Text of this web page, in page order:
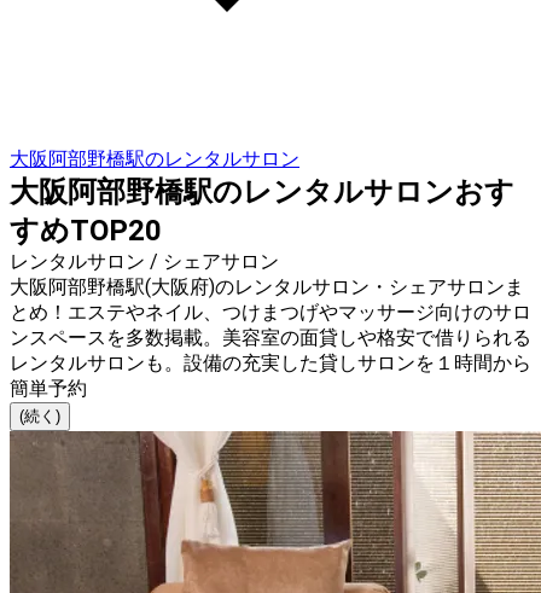
大阪阿部野橋駅のレンタルサロン
大阪阿部野橋駅のレンタルサロンおす
すめTOP20
レンタルサロン / シェアサロン
大阪阿部野橋駅(大阪府)のレンタルサロン・シェアサロンま
とめ！エステやネイル、つけまつげやマッサージ向けのサロ
ンスペースを多数掲載。美容室の面貸しや格安で借りられる
レンタルサロンも。設備の充実した貸しサロンを１時間から
簡単予約
(続く)